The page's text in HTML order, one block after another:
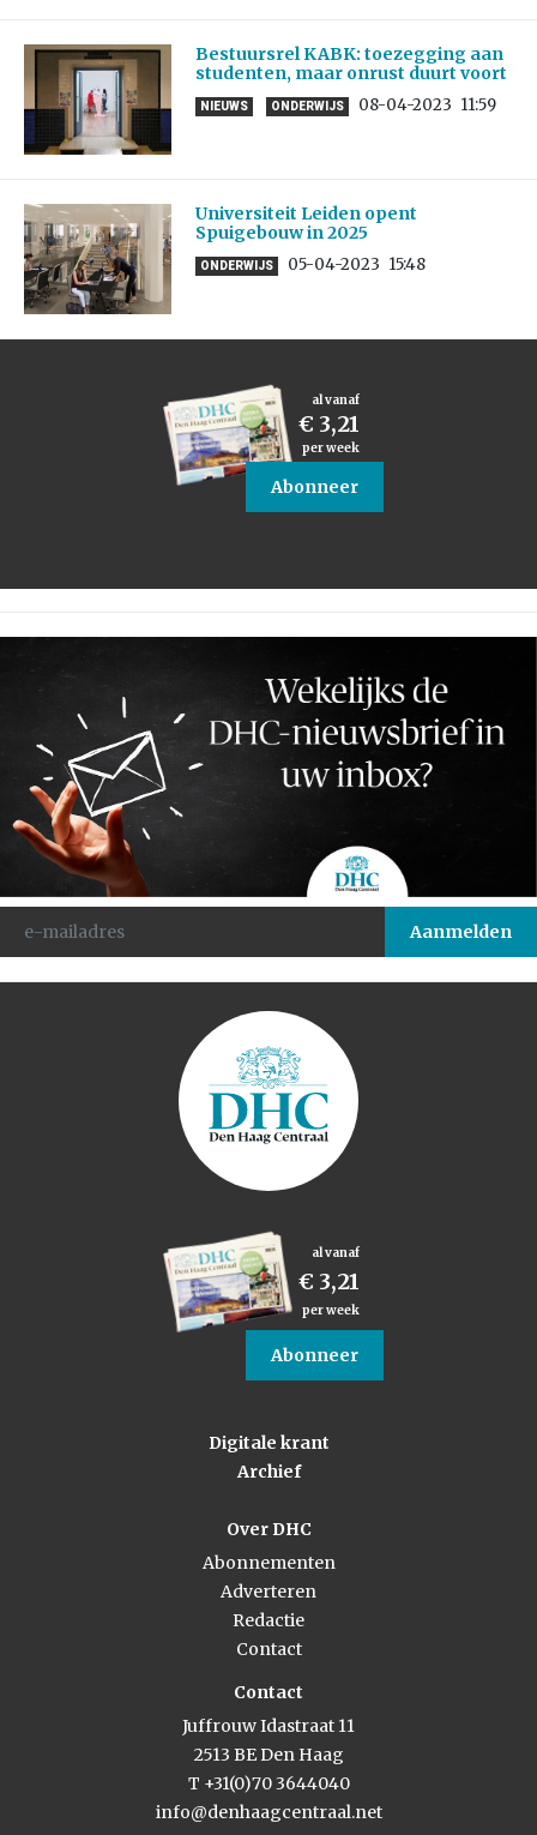
Bestuursrel KABK: toezegging aan
studenten, maar onrust duurt voort
NIEUWS ONDERWIJS 08-04-2023 11:59
Universiteit Leiden opent
Spuigebouw in 2025
ONDERWIJS 05-04-2023 15:48
al vanaf
€ 3,21
per week
Abonneer
al vanaf
€ 3,21
per week
Abonneer
Digitale krant
Archief
Over DHC
Abonnementen
Adverteren
Redactie
Contact
Contact
Juffrouw Idastraat 11
2513 BE Den Haag
T +31(0)70 3644040
info@denhaagcentraal.net